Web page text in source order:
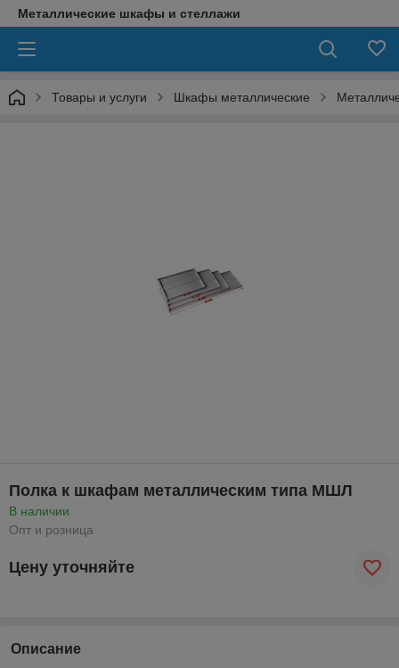
Металлические шкафы и стеллажи
Товары и услуги Шкафы металлические
Полка к шкафам металлическим типа МШЛ
В наличии
Опт и розница
Цену уточняйте
Описание